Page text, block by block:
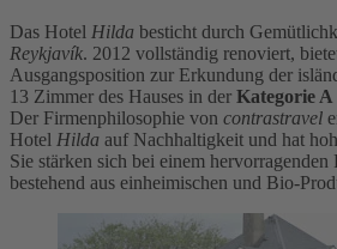
Das Hotel Hilda besticht durch
Reykjavík. 2012 vollständig renoviert,
Ausgangsposition zur Erkundung der
13 Zimmer des Hauses in der Kategorie A
Der Firmenphilosophie von contrastravel
Hotel Hilda auf Nachhaltigkeit und hat
Sie stärken sich bei einem hervorragenden
bestehend aus einheimischen und Bio-